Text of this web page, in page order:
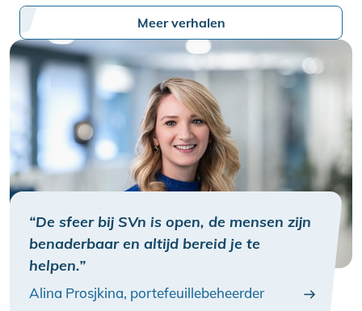
Meer verhalen
“De sfeer bij SVn is open, de mensen zijn
benaderbaar en altijd bereid je te
helpen.”
Alina Prosjkina, portefeuillebeheerder